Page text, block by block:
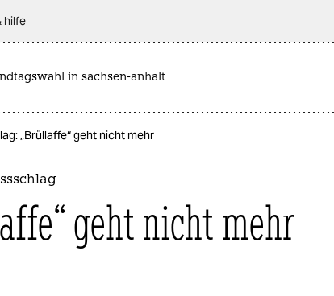
hilfe
in sachsen-anhalt
„Brüllaffe“ geht nicht mehr
geht nicht mehr